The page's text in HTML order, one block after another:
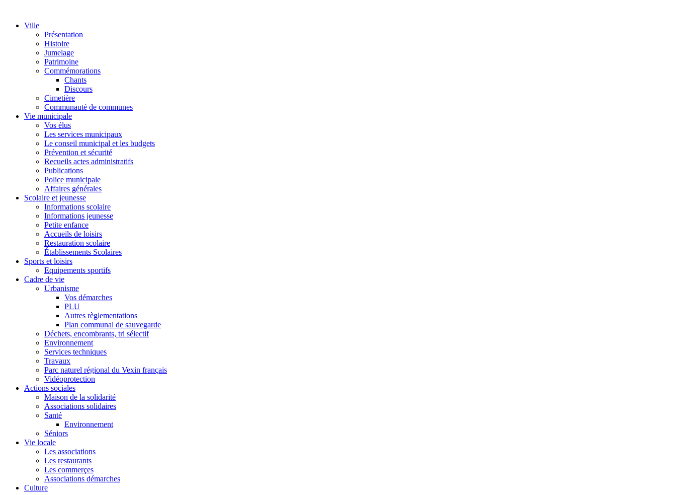
Ville
Présentation
Histoire
Jumelage
Patrimoine
Commémorations
Chants
Discours
Cimetière
Communauté de communes
Vie municipale
Vos élus
Les services municipaux
Le conseil municipal et les budgets
Prévention et sécurité
Recueils actes administratifs
Publications
Police municipale
Affaires générales
Scolaire et jeunesse
Informations scolaire
Informations jeunesse
Petite enfance
Accueils de loisirs
Restauration scolaire
Établissements Scolaires
Sports et loisirs
Equipements sportifs
Cadre de vie
Urbanisme
Vos démarches
PLU
Autres règlementations
Plan communal de sauvegarde
Déchets, encombrants, tri sélectif
Environnement
Services techniques
Travaux
Parc naturel régional du Vexin français
Vidéoprotection
Actions sociales
Maison de la solidarité
Associations solidaires
Santé
Environnement
Séniors
Vie locale
Les associations
Les restaurants
Les commerçes
Associations démarches
Culture